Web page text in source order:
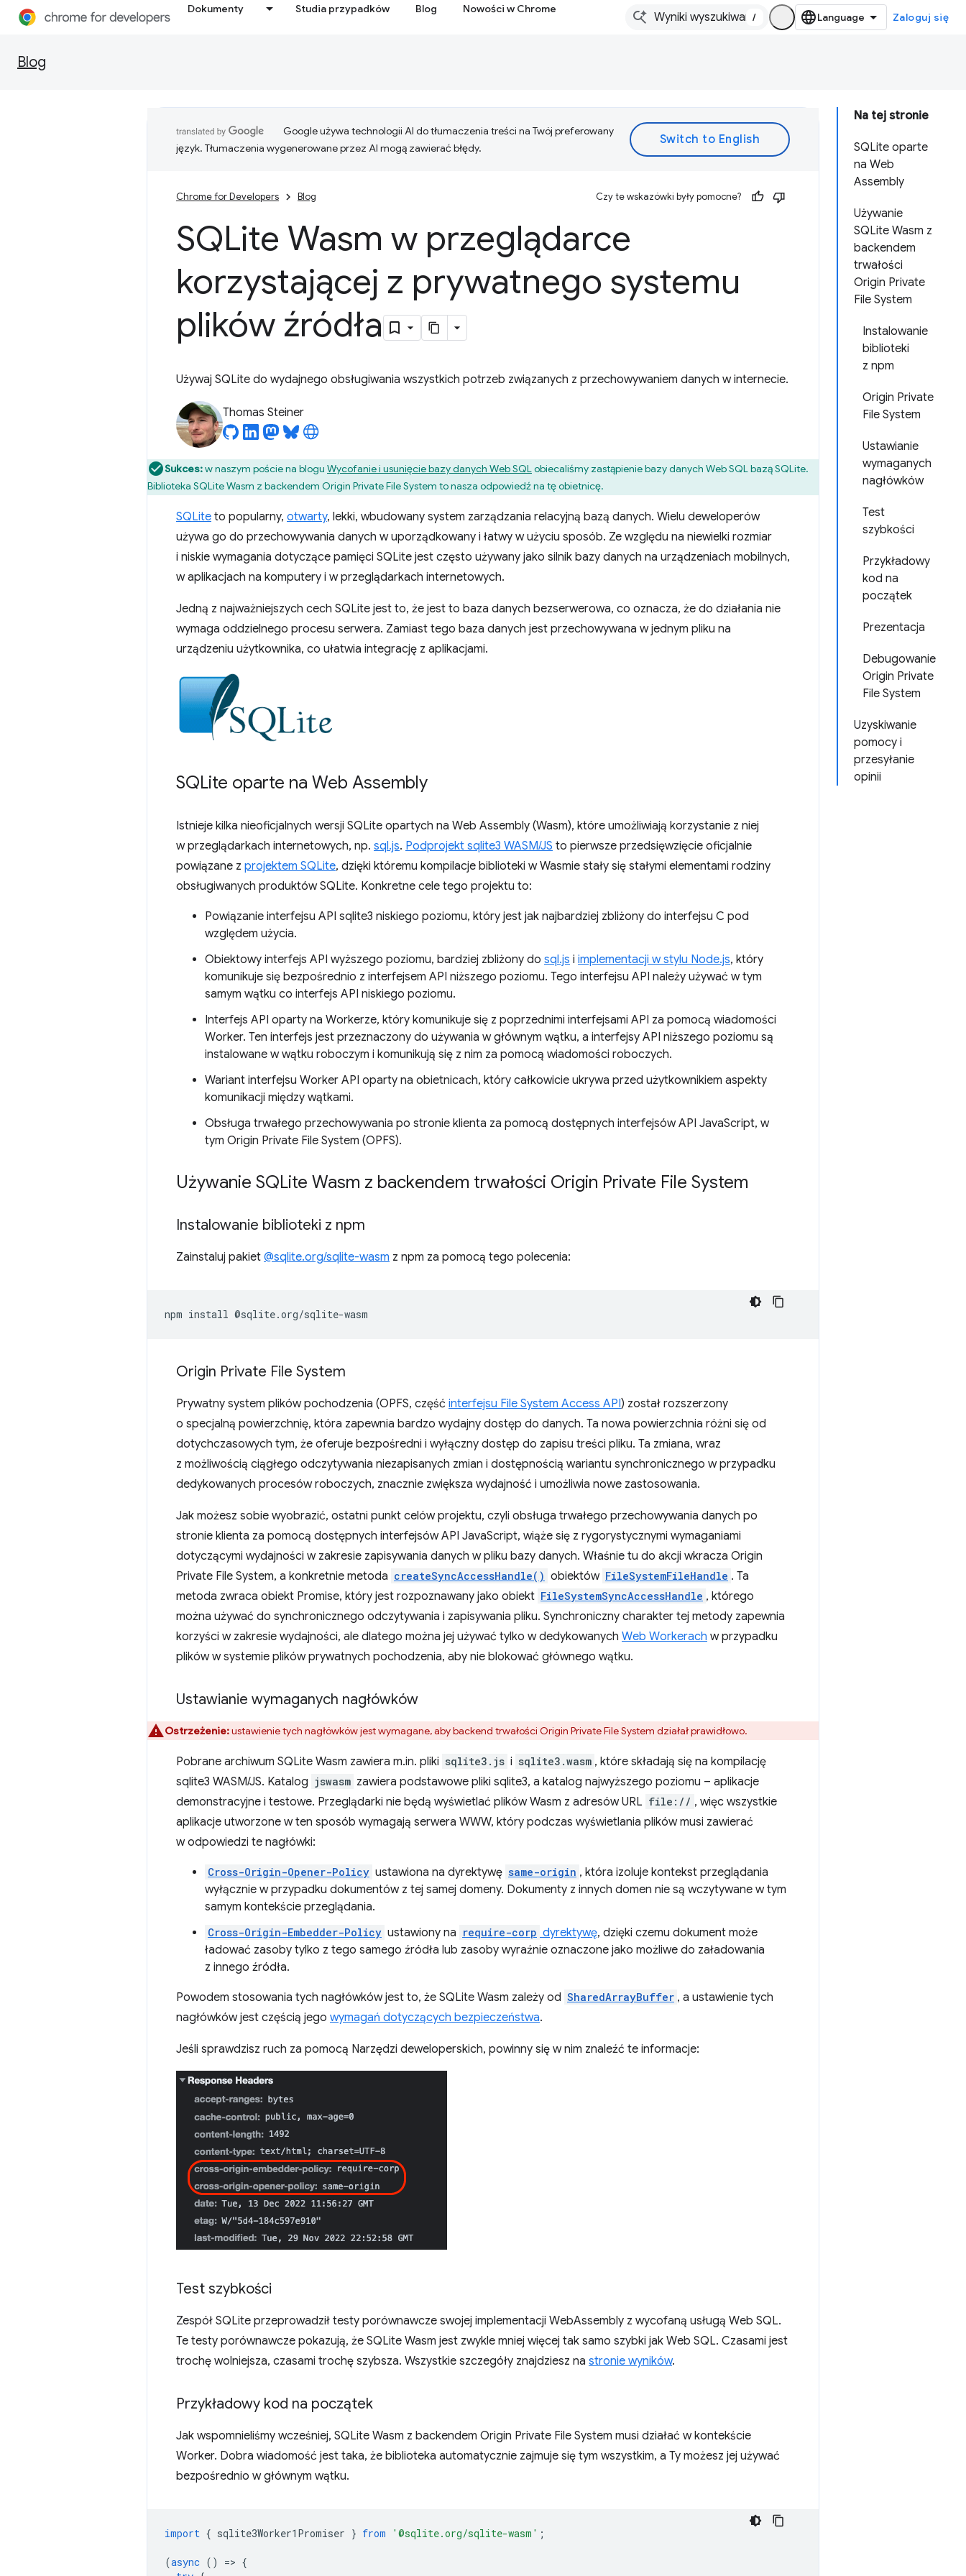
Dokumenty Studia przypadków Blog Nowości w Chrome
/ Zaloguj się
Blog
Na tej stronie
SQLite oparte
na Web
Assembly
Używanie
SQLite Wasm z
backendem
trwałości
Origin Private
File System
Instalowanie
biblioteki
z npm
Origin Private
File System
Ustawianie
wymaganych
nagłówków
Test
szybkości
Przykładowy
kod na
początek
Prezentacja
Debugowanie
Origin Private
File System
Uzyskiwanie
pomocy i
przesyłanie
opinii
Google używa technologii AI do tłumaczenia treści na Twój preferowany
język. Tłumaczenia wygenerowane przez AI mogą zawierać błędy.
Chrome for Developers Blog Czy te wskazówki były pomocne?
SQLite Wasm w przeglądarce
korzystającej z prywatnego systemu
plików źródła
Używaj SQLite do wydajnego obsługiwania wszystkich potrzeb związanych z przechowywaniem danych w internecie.
Thomas Steiner
Sukces:w naszym poście na blogu Wycofanie i usunięcie bazy danych Web SQLobiecaliśmy zastąpienie bazy danych Web SQL bazą SQLite.
Biblioteka SQLite Wasm z backendem Origin Private File System to nasza odpowiedź na tę obietnicę.
SQLite to popularny, otwarty, lekki, wbudowany system zarządzania relacyjną bazą danych. Wielu deweloperów
używa go do przechowywania danych w uporządkowany i łatwy w użyciu sposób. Ze względu na niewielki rozmiar
i niskie wymagania dotyczące pamięci SQLite jest często używany jako silnik bazy danych na urządzeniach mobilnych,
w aplikacjach na komputery i w przeglądarkach internetowych.
Jedną z najważniejszych cech SQLite jest to, że jest to baza danych bezserwerowa, co oznacza, że do działania nie
wymaga oddzielnego procesu serwera. Zamiast tego baza danych jest przechowywana w jednym pliku na
urządzeniu użytkownika, co ułatwia integrację z aplikacjami.
SQLite oparte na Web Assembly
Istnieje kilka nieoficjalnych wersji SQLite opartych na Web Assembly (Wasm), które umożliwiają korzystanie z niej
w przeglądarkach internetowych, np. sql.js. Podprojekt sqlite3 WASM/JS to pierwsze przedsięwzięcie oficjalnie
powiązane z projektem SQLite, dzięki któremu kompilacje biblioteki w Wasmie stały się stałymi elementami rodziny
obsługiwanych produktów SQLite. Konkretne cele tego projektu to:
Powiązanie interfejsu API sqlite3 niskiego poziomu, który jest jak najbardziej zbliżony do interfejsu C pod
względem użycia.
Obiektowy interfejs API wyższego poziomu, bardziej zbliżony do sql.js i implementacji w stylu Node.js, który
komunikuje się bezpośrednio z interfejsem API niższego poziomu. Tego interfejsu API należy używać w tym
samym wątku co interfejs API niskiego poziomu.
Interfejs API oparty na Workerze, który komunikuje się z poprzednimi interfejsami API za pomocą wiadomości
Worker. Ten interfejs jest przeznaczony do używania w głównym wątku, a interfejsy API niższego poziomu są
instalowane w wątku roboczym i komunikują się z nim za pomocą wiadomości roboczych.
Wariant interfejsu Worker API oparty na obietnicach, który całkowicie ukrywa przed użytkownikiem aspekty
komunikacji między wątkami.
Obsługa trwałego przechowywania po stronie klienta za pomocą dostępnych interfejsów API JavaScript, w
tym Origin Private File System (OPFS).
Używanie SQLite Wasm z backendem trwałości Origin Private File System
Instalowanie biblioteki z npm
Zainstaluj pakiet @sqlite.org/sqlite-wasm z npm za pomocą tego polecenia:
npm install
Origin Private File System
Prywatny system plików pochodzenia (OPFS, część interfejsu File System Access API) został rozszerzony
o specjalną powierzchnię, która zapewnia bardzo wydajny dostęp do danych. Ta nowa powierzchnia różni się od
dotychczasowych tym, że oferuje bezpośredni i wyłączny dostęp do zapisu treści pliku. Ta zmiana, wraz
z możliwością ciągłego odczytywania niezapisanych zmian i dostępnością wariantu synchronicznego w przypadku
dedykowanych procesów roboczych, znacznie zwiększa wydajność i umożliwia nowe zastosowania.
Jak możesz sobie wyobrazić, ostatni punkt celów projektu, czyli obsługa trwałego przechowywania danych po
stronie klienta za pomocą dostępnych interfejsów API JavaScript, wiąże się z rygorystycznymi wymaganiami
dotyczącymi wydajności w zakresie zapisywania danych w pliku bazy danych. Właśnie tu do akcji wkracza Origin
Private File System, a konkretnie metoda createSyncAccessHandle() obiektów FileSystemFileHandle . Ta
metoda zwraca obiekt Promise, który jest rozpoznawany jako obiekt FileSystemSyncAccessHandle , którego
można używać do synchronicznego odczytywania i zapisywania pliku. Synchroniczny charakter tej metody zapewnia
korzyści w zakresie wydajności, ale dlatego można jej używać tylko w dedykowanych Web Workerach w przypadku
plików w systemie plików prywatnych pochodzenia, aby nie blokować głównego wątku.
Ustawianie wymaganych nagłówków
Ostrzeżenie:ustawienie tych nagłówków jest wymagane, aby backend trwałości Origin Private File System działał prawidłowo.
Pobrane archiwum SQLite Wasm zawiera m.in. pliki sqlite3.js i sqlite3.wasm , które składają się na kompilację
sqlite3 WASM/JS. Katalog jswasm zawiera podstawowe pliki sqlite3, a katalog najwyższego poziomu – aplikacje
demonstracyjne i testowe. Przeglądarki nie będą wyświetlać plików Wasm z adresów URL file:// , więc wszystkie
aplikacje utworzone w ten sposób wymagają serwera WWW, który podczas wyświetlania plików musi zawierać
w odpowiedzi te nagłówki:
Cross-Origin-Opener-Policy ustawiona na dyrektywę same-origin , która izoluje kontekst przeglądania
wyłącznie w przypadku dokumentów z tej samej domeny. Dokumenty z innych domen nie są wczytywane w tym
samym kontekście przeglądania.
Cross-Origin-Embedder-Policy ustawiony na require-corp dyrektywę, dzięki czemu dokument może
ładować zasoby tylko z tego samego źródła lub zasoby wyraźnie oznaczone jako możliwe do załadowania
z innego źródła.
Powodem stosowania tych nagłówków jest to, że SQLite Wasm zależy od SharedArrayBuffer , a ustawienie tych
nagłówków jest częścią jego wymagań dotyczących bezpieczeństwa.
Jeśli sprawdzisz ruch za pomocą Narzędzi deweloperskich, powinny się w nim znaleźć te informacje:
Test szybkości
Zespół SQLite przeprowadził testy porównawcze swojej implementacji WebAssembly z wycofaną usługą Web SQL.
Te testy porównawcze pokazują, że SQLite Wasm jest zwykle mniej więcej tak samo szybki jak Web SQL. Czasami jest
trochę wolniejsza, czasami trochę szybsza. Wszystkie szczegóły znajdziesz na stronie wyników.
Przykładowy kod na początek
Jak wspomnieliśmy wcześniej, SQLite Wasm z backendem Origin Private File System musi działać w kontekście
Worker. Dobra wiadomość jest taka, że biblioteka automatycznie zajmuje się tym wszystkim, a Ty możesz jej używać
bezpośrednio w głównym wątku.
import { sqlite3Worker1Promiser } from '@sqlite.org/sqlite-wasm' ;
(async () => {